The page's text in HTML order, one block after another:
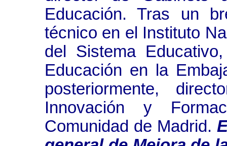
Educación. Tras un
técnico en el Instituto
del Sistema
Educación en la
posteriormente,
Innovación y
Comunidad de Madrid.